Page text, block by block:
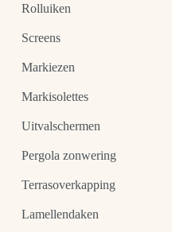
Rolluiken
Screens
Markiezen
Markisolettes
Uitvalschermen
Pergola zonwering
Terrasoverkapping
Lamellendaken